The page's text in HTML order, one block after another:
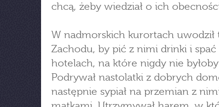
chcą, żeby wiedział o ich
W nadmorskich kurortach uwodził
Zachodu, by pić z nimi drinki i
hotelach, na które nigdy nie
Podrywał nastolatki z dobrych
następnie sypiał na przemian z